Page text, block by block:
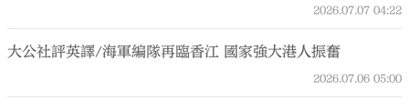
2026.07.07 04:22
大公社評英譯/海軍編隊再臨香江 國家強大港人振奮
2026.07.06 05:00